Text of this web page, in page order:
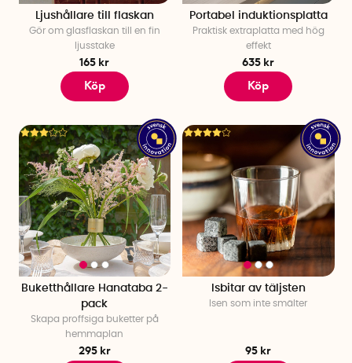
Ljushållare till flaskan
Gör om glasflaskan till en fin
ljusstake
165 kr
Köp
Portabel induktionsplatta
Praktisk extraplatta med hög
effekt
635 kr
Köp
Buketthållare Hanataba 2-
pack
Skapa proffsiga buketter på
hemmaplan
295 kr
Isbitar av täljsten
Isen som inte smälter
95 kr